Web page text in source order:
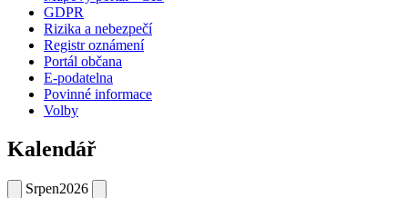
GDPR
Rizika a nebezpečí
Registr oznámení
Portál občana
E-podatelna
Povinné informace
Volby
Kalendář
Srpen2026